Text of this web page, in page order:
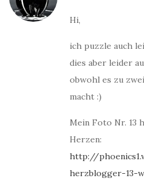
Hi,
ich puzzle auch
dies aber leider
obwohl es zu
macht :)
Mein Foto Nr. 13
Herzen:
http://
herzblogger-13-